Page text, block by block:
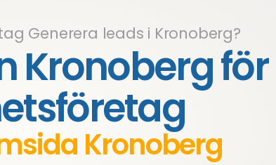
Generera leads i Kronoberg?
Kronoberg för
Kronoberg